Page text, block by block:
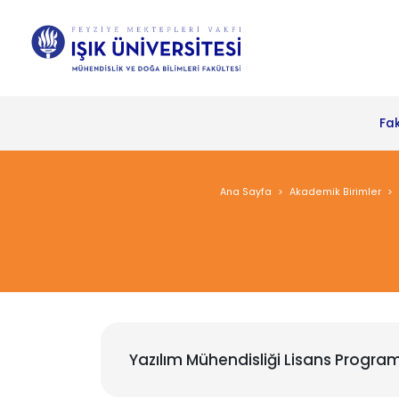
Ana Sayfa Akademik Birimler
Yazılım Mühendisliği Lisans